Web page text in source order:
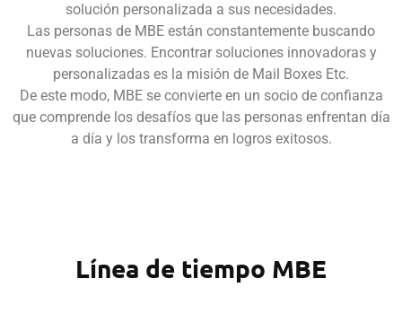
solución personalizada a sus necesidades.
Las personas de MBE están constantemente buscando
nuevas soluciones. Encontrar soluciones innovadoras y
personalizadas es la misión de Mail Boxes Etc.
De este modo, MBE se convierte en un socio de confianza
que comprende los desafíos que las personas enfrentan día
a día y los transforma en logros exitosos.
Línea de tiempo MBE